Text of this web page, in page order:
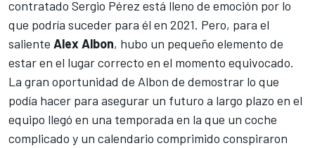
contratado Sergio Pérez está lleno de emoción por lo
que podría suceder para él en 2021. Pero, para el
saliente Alex Albon, hubo un pequeño elemento de
estar en el lugar correcto en el momento equivocado.
La gran oportunidad de Albon de demostrar lo que
podía hacer para asegurar un futuro a largo plazo en el
equipo llegó en una temporada en la que un coche
complicado y un calendario comprimido conspiraron